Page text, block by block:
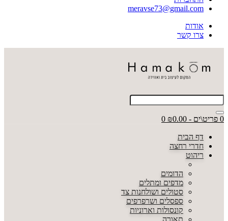
meravse73@gmail.com
אודות
צרו קשר
0 פריט\ים - ₪0.00 0
דף הבית
חדרי רחצה
ריהוט
הדומים
מדפים ומתלים
סטולים ושולחנות צד
ספסלים ושרפרפים
קונסולות וארוניות
תאורה